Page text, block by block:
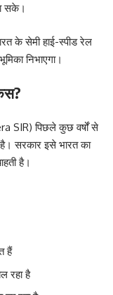
सके।
के सेमी हाई-स्पीड रेल
निभाएगा।
SIR) पिछले कुछ वर्षों से
सरकार इसे भारत का
है।
हैं
रहा है